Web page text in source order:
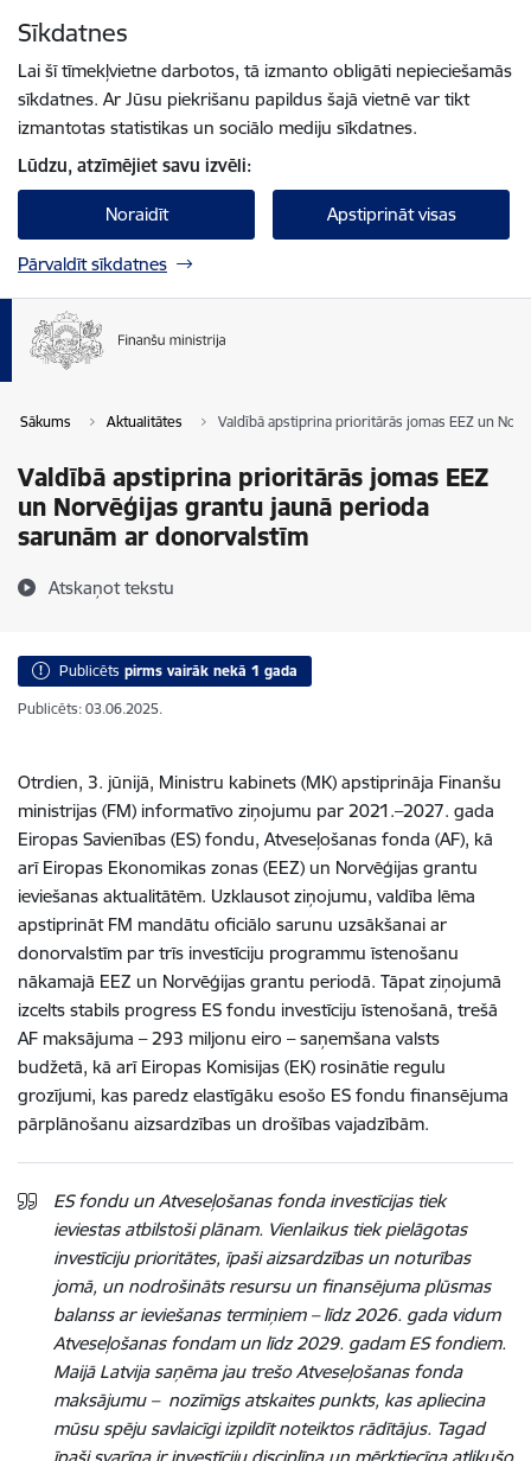
Sīkdatnes
Lai šī tīmekļvietne darbotos, tā izmanto obligāti nepieciešamās
sīkdatnes. Ar Jūsu piekrišanu papildus šajā vietnē var tikt
izmantotas statistikas un sociālo mediju sīkdatnes.
Lūdzu, atzīmējiet savu izvēli:
Noraidīt Apstiprināt visas
Pārvaldīt sīkdatnes
Sākums Aktualitātes Valdībā apstiprina prioritārās jomas EEZ un
Valdībā apstiprina prioritārās jomas EEZ
un Norvēģijas grantu jaunā perioda
sarunām ar donorvalstīm
Atskaņot tekstu
Publicēts pirms vairāk nekā 1 gada
Publicēts: 03.06.2025.
Otrdien, 3. jūnijā, Ministru kabinets (MK) apstiprināja Finanšu
ministrijas (FM) informatīvo ziņojumu par 2021.–2027. gada
Eiropas Savienības (ES) fondu, Atveseļošanas fonda (AF), kā
arī Eiropas Ekonomikas zonas (EEZ) un Norvēģijas grantu
ieviešanas aktualitātēm. Uzklausot ziņojumu, valdība lēma
apstiprināt FM mandātu oficiālo sarunu uzsākšanai ar
donorvalstīm par trīs investīciju programmu īstenošanu
nākamajā EEZ un Norvēģijas grantu periodā. Tāpat ziņojumā
izcelts stabils progress ES fondu investīciju īstenošanā, trešā
AF maksājuma – 293 miljonu eiro – saņemšana valsts
budžetā, kā arī Eiropas Komisijas (EK) rosinātie regulu
grozījumi, kas paredz elastīgāku esošo ES fondu finansējuma
pārplānošanu aizsardzības un drošības vajadzībām.
ES fondu un Atveseļošanas fonda investīcijas tiek
ieviestas atbilstoši plānam. Vienlaikus tiek pielāgotas
investīciju prioritātes, īpaši aizsardzības un noturības
jomā, un nodrošināts resursu un finansējuma plūsmas
balanss ar ieviešanas termiņiem – līdz 2026. gada vidum
Atveseļošanas fondam un līdz 2029. gadam ES fondiem.
Maijā Latvija saņēma jau trešo Atveseļošanas fonda
maksājumu – nozīmīgs atskaites punkts, kas apliecina
mūsu spēju savlaicīgi izpildīt noteiktos rādītājus. Tagad